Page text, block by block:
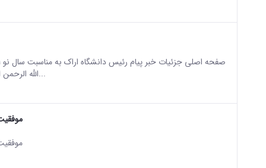
version of this content.
الله الرحمن الرحیم یا مقلب القلوب و الابصار، یا مدبر اللیل و النهار، یا محول...
version of this content.